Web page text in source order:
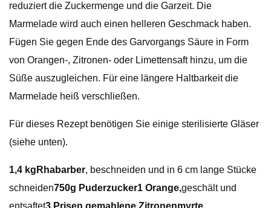
reduziert die Zuckermenge und die Garzeit. Die
Marmelade wird auch einen helleren Geschmack haben.
Fügen Sie gegen Ende des Garvorgangs Säure in Form
von Orangen-, Zitronen- oder Limettensaft hinzu, um die
Süße auszugleichen. Für eine längere Haltbarkeit die
Marmelade heiß verschließen.
Für dieses Rezept benötigen Sie einige sterilisierte Gläser
(siehe unten).
1,4 kg Rhabarber, beschneiden und in 6 cm lange Stücke
schneiden750g Puderzucker1 Orange,geschält und
entsaftet3 Prisen gemahlene Zitronenmyrte